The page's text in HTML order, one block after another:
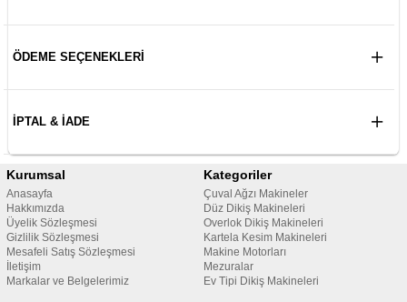
ÖDEME SEÇENEKLERI
İPTAL & İADE
Kurumsal
Anasayfa
Hakkımızda
Üyelik Sözleşmesi
Gizlilik Sözleşmesi
Mesafeli Satış Sözleşmesi
İletişim
Markalar ve Belgelerimiz
Kategoriler
Çuval Ağzı Makineler
Düz Dikiş Makineleri
Overlok Dikiş Makineleri
Kartela Kesim Makineleri
Makine Motorları
Mezuralar
Ev Tipi Dikiş Makineleri